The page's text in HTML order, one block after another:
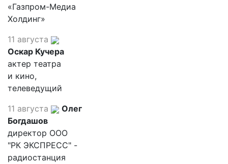
«Газпром-Медиа
Холдинг»
11 августа
Оскар Кучера
актер театра
и кино,
телеведущий
11 августа
Олег
Богдашов
директор ООО
"РК ЭКСПРЕСС" -
радиостанция